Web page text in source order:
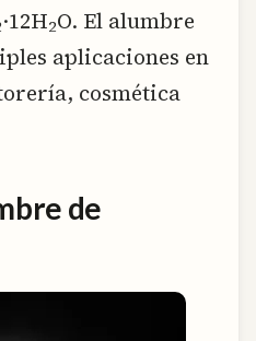
·12H2O. El alumbre
aplicaciones en
cosmética
de